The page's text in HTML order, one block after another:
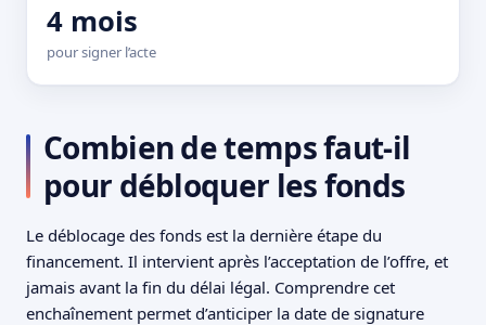
4 mois
pour signer l’acte
Combien de temps faut-il
pour débloquer les fonds
Le déblocage des fonds est la dernière étape du
financement. Il intervient après l’acceptation de l’offre, et
jamais avant la fin du délai légal. Comprendre cet
enchaînement permet d’anticiper la date de signature